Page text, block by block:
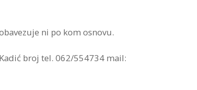
ni po kom osnovu.
broj tel. 062/554734 mail: